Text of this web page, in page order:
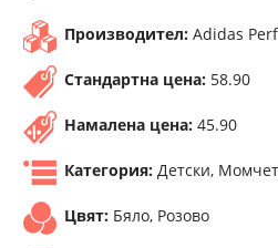
Производител: Adidas
Стандартна цена: 58.90
Намалена цена: 45.90
Категория: Детски,
Цвят: Бяло, Розово